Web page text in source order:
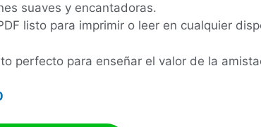
suaves y encantadoras.
listo para imprimir o leer en cualquier
perfecto para enseñar el valor de la